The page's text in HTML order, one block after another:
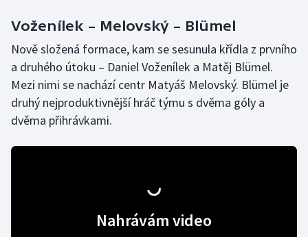
Voženílek – Melovský – Blümel
Nově složená formace, kam se sesunula křídla z prvního
a druhého útoku – Daniel Voženílek a Matěj Blümel.
Mezi nimi se nachází centr Matyáš Melovský. Blümel je
druhý nejproduktivnější hráč týmu s dvěma góly a
dvěma přihrávkami.
Nahrávám video